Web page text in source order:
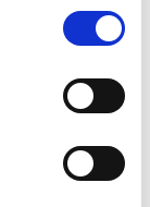
με την
σχετικά με